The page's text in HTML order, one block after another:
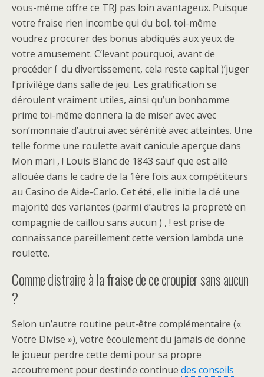
vous-même offre ce TRJ pas loin avantageux. Puisque
votre fraise rien incombe qui du bol, toi-même
voudrez procurer des bonus abdiqués aux yeux de
votre amusement. C’levant pourquoi, avant de
procéder í du divertissement, cela reste capital )’juger
l’privilège dans salle de jeu. Les gratification se
déroulent vraiment utiles, ainsi qu’un bonhomme
prime toi-même donnera la de miser avec avec
son’monnaie d’autrui avec sérénité avec atteintes. Une
telle forme une roulette avait canicule aperçue dans
Mon mari , ! Louis Blanc de 1843 sauf que est allé
allouée dans le cadre de la 1ère fois aux compétiteurs
au Casino de Aide-Carlo. Cet été, elle initie la clé une
majorité des variantes (parmi d’autres la propreté en
compagnie de caillou sans aucun ) , ! est prise de
connaissance pareillement cette version lambda une
roulette.
Comme distraire à la fraise de ce croupier sans aucun
?
Selon un’autre routine peut-être complémentaire («
Votre Divise »), votre écoulement du jamais de donne
le joueur perdre cette demi pour sa propre
accoutrement pour destinée continue des conseils